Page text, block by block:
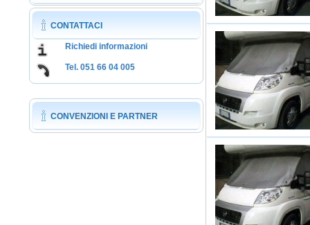
CONTATTACI
Richiedi informazioni
Tel. 051 66 04 005
CONVENZIONI E PARTNER